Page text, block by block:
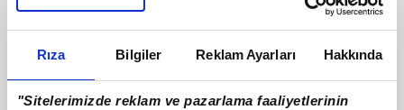
Rıza Bilgiler Reklam Ayarları Hakkında
"Sitelerimizde reklam ve pazarlama faaliyetlerinin